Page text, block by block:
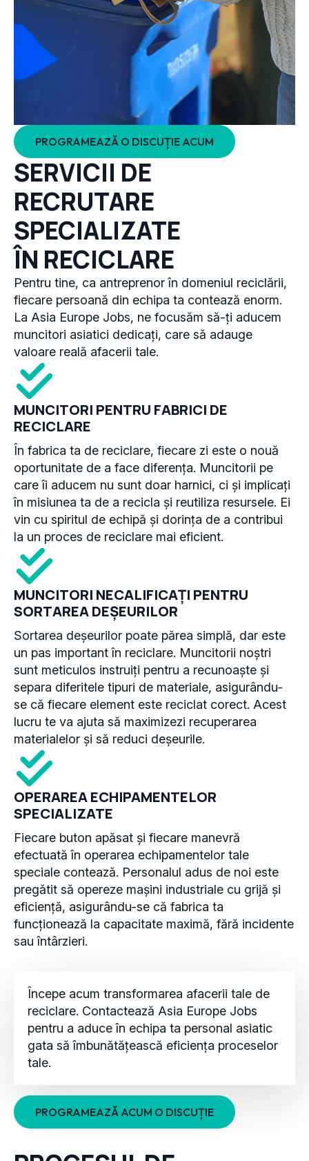
SERVICII DE
RECRUTARE
SPECIALIZATE
ÎN RECICLARE
Pentru tine, ca antreprenor în domeniul reciclării,
fiecare persoană din echipa ta contează enorm.
La Asia Europe Jobs, ne focusăm să-ți aducem
muncitori asiatici dedicați, care să adauge
valoare reală afacerii tale.
MUNCITORI PENTRU FABRICI DE
RECICLARE
În fabrica ta de reciclare, fiecare zi este o nouă
oportunitate de a face diferența. Muncitorii pe
care îi aducem nu sunt doar harnici, ci și implicați
în misiunea ta de a recicla și reutiliza resursele. Ei
vin cu spiritul de echipă și dorința de a contribui
la un proces de reciclare mai eficient.
MUNCITORI NECALIFICAȚI PENTRU
SORTAREA DEȘEURILOR
Sortarea deșeurilor poate părea simplă, dar este
un pas important în reciclare. Muncitorii noștri
sunt meticulos instruiți pentru a recunoaște și
separa diferitele tipuri de materiale, asigurându-
se că fiecare element este reciclat corect. Acest
lucru te va ajuta să maximizezi recuperarea
materialelor și să reduci deșeurile.
OPERAREA ECHIPAMENTELOR
SPECIALIZATE
efectuată în operarea echipamentelor tale
speciale contează. Personalul adus de noi este
pregătit să opereze mașini industriale cu grijă și
eficiență, asigurându-se că fabrica ta
funcționează la capacitate maximă, fără incidente
sau întârzieri.
Începe acum transformarea afacerii tale de
reciclare. Contactează Asia Europe Jobs
pentru a aduce în echipa ta personal asiatic
gata să îmbunătățească eficiența proceselor
tale.
PROCESUL DE